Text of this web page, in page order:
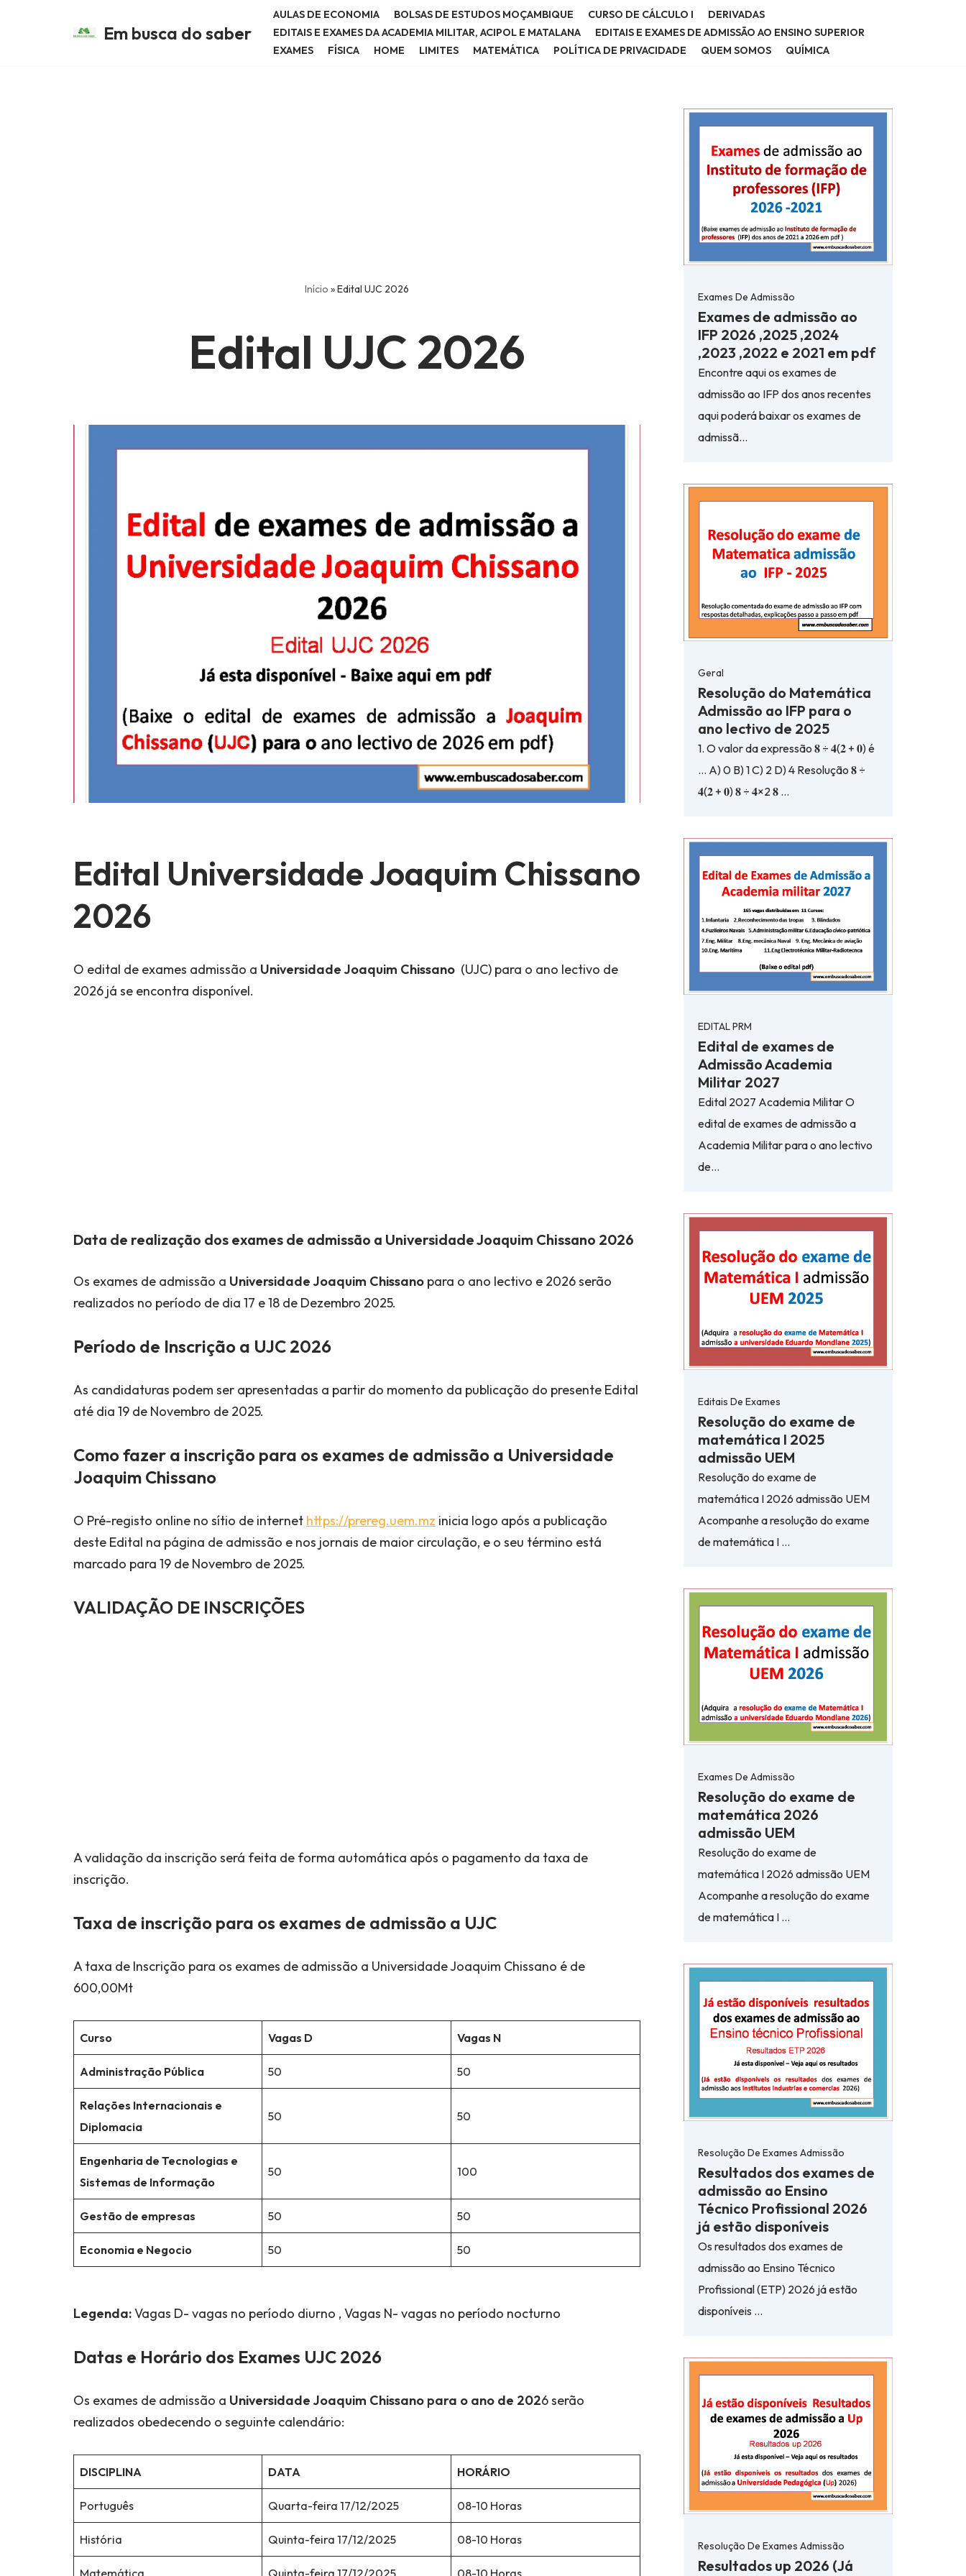
Em busca do saber
AULAS DE ECONOMIA BOLSAS DE ESTUDOS MOÇAMBIQUE CURSO DE CÁLCULO I
DERIVADAS
EDITAIS E EXAMES DA ACADEMIA MILITAR, ACIPOL E MATALANA
EDITAIS E EXAMES DE ADMISSÃO AO ENSINO SUPERIOR
EXAMES
FÍSICA HOME LIMITES MATEMÁTICA POLÍTICA DE PRIVACIDADE QUEM SOMOS QUÍMICA
Início »Edital UJC 2026
Edital UJC 2026
Edital Universidade Joaquim Chissano
2026
O edital de exames admissão a Universidade Joaquim Chissano (UJC) para o ano lectivo de
2026 já se encontra disponível.
Data de realização dos exames de admissão a Universidade Joaquim Chissano 2026
Os exames de admissão a Universidade Joaquim Chissano para o ano lectivo e 2026 serão
realizados no período de dia 17 e 18 de Dezembro 2025.
Período de Inscrição a UJC 2026
As candidaturas podem ser apresentadas a partir do momento da publicação do presente Edital
até dia 19 de Novembro de 2025.
Como fazer a inscrição para os exames de admissão a Universidade
Joaquim Chissano
O Pré-registo online no sítio de internet https://prereg.uem.mz inicia logo após a publicação
deste Edital na página de admissão e nos jornais de maior circulação, e o seu término está
marcado para 19 de Novembro de 2025.
VALIDAÇÃO DE INSCRIÇÕES
A validação da inscrição será feita de forma automática após o pagamento da taxa de
inscrição.
Taxa de inscrição para os exames de admissão a UJC
A taxa de Inscrição para os exames de admissão a Universidade Joaquim Chissano é de
600,00Mt
Curso Vagas D Vagas N
Administração Pública 50 50
Relações Internacionais e
Diplomacia
50 50
Engenharia de Tecnologias e
Sistemas de Informação
50 100
Gestão de empresas 50 50
Economia e Negocio 50 50
Legenda:Vagas D- vagas no período diurno , Vagas N- vagas no período nocturno
Datas e Horário dos Exames UJC 2026
Os exames de admissão a Universidade Joaquim Chissano para o ano de 2026 serão
realizados obedecendo o seguinte calendário:
DISCIPLINA DATA HORÁRIO
Português Quarta-feira 17/12/2025 08-10 Horas
História Quinta-feira 17/12/2025 08-10 Horas
Matemática Quinta-feira 17/12/2025 08-10 Horas
Exames De Admissão
Exames de admissão ao
IFP 2026 ,2025 ,2024
,2023 ,2022 e 2021 em pdf
Encontre aqui os exames de
admissão ao IFP dos anos recentes
aqui poderá baixar os exames de
admissã…
Geral
Resolução do Matemática
Admissão ao IFP para o
ano lectivo de 2025
1. O valor da expressão 𝟖 ÷ 𝟒(𝟐 + 𝟎) é
… A) 0 B) 1 C) 2 D) 4 Resolução 𝟖 ÷
𝟒(𝟐 + 𝟎) 𝟖 ÷ 𝟒×2 𝟖 …
EDITAL PRM
Edital de exames de
Admissão Academia
Militar 2027
Edital 2027 Academia Militar O
edital de exames de admissão a
Academia Militar para o ano lectivo
de…
Editais De Exames
Resolução do exame de
matemática I 2025
admissão UEM
Resolução do exame de
matemática I 2026 admissão UEM
Acompanhe a resolução do exame
de matemática I …
Exames De Admissão
Resolução do exame de
matemática 2026
admissão UEM
Resolução do exame de
matemática I 2026 admissão UEM
Acompanhe a resolução do exame
de matemática I …
Resolução De Exames Admissão
Resultados dos exames de
admissão ao Ensino
Técnico Profissional 2026
já estão disponíveis
Os resultados dos exames de
admissão ao Ensino Técnico
Profissional (ETP) 2026 já estão
disponíveis …
Resolução De Exames Admissão
Resultados up 2026 (Já